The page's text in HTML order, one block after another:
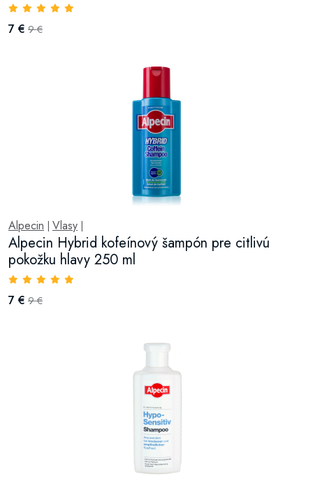
7 € 9 €
Alpecin Vlasy
Alpecin Hybrid kofeínový šampón pre citlivú
pokožku hlavy 250 ml
7 € 9 €